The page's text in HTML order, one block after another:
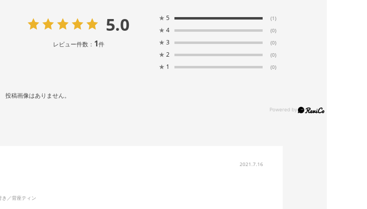
5.0
レビュー件数： 1件
★ 5 (1)
★ 4 (0)
★ 3 (0)
★ 2 (0)
★ 1 (0)
投稿画像はありません。
2021.7.16
／背座ティン